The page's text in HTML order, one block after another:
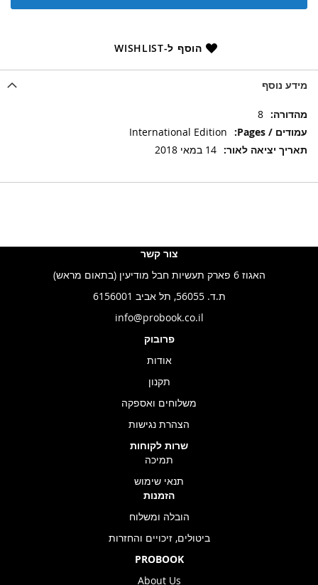
הוסף ל-WISHLIST
מידע נוסף
מידע
נוסף
8
International Edition
14 במאי 2018
צור קשר
האגוז 6 פארק תעשיות חבל מודיעין (בתאום מראש)
ת.ד. 56055, תל אביב 6156001
info@probook.co.il
פרובוק
אודות
תקנון
משלוחים ואספקה
הצהרת נגישות
שרות לקוחות
תמיכה
תנאי שימוש
הזמנות
הובלה ומשלוח
ביטולים, זיכויים והחזרות
PROBOOK
About Us